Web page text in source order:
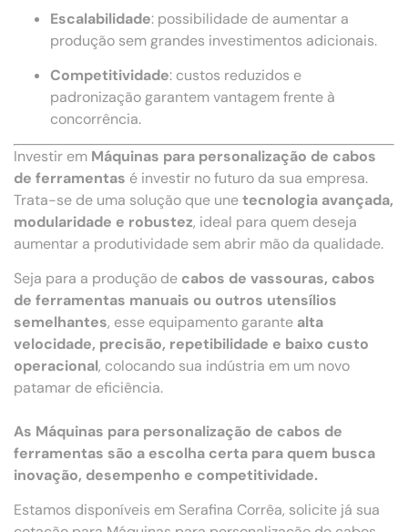
Escalabilidade: possibilidade de aumentar a
produção sem grandes investimentos adicionais.
Competitividade: custos reduzidos e
padronização garantem vantagem frente à
concorrência.
Investir em Máquinas para personalização de cabos
de ferramentas é investir no futuro da sua empresa.
Trata-se de uma solução que unetecnologia avançada,
modularidade e robustez, ideal para quem deseja
aumentar a produtividade sem abrir mão da qualidade.
Seja para a produção de cabos de vassouras, cabos
de ferramentas manuais ou outros utensílios
semelhantes, esse equipamento garante alta
velocidade, precisão, repetibilidade e baixo custo
operacional, colocando sua indústria em um novo
patamar de eficiência.
As Máquinas para personalização de cabos de
ferramentas são a escolha certa para quem busca
inovação, desempenho e competitividade.
Estamos disponíveis em Serafina Corrêa, solicite já sua